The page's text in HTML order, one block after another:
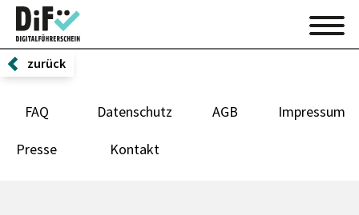
zurück
FAQ Datenschutz AGB Impressum
Presse Kontakt